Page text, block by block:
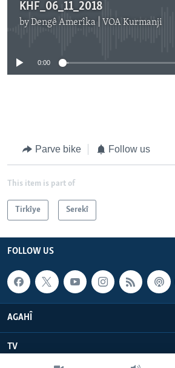
KHF_06_11_2018
byDengê Amerîka | VOA Kurmanji
No media source
0:00
Parve bike Follow us
This item is part of
Tirkîye Serekî
FOLLOW US
AGAHÎ
TV